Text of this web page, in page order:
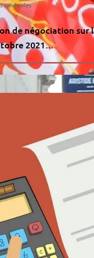
syndicales
de négociation sur
2021…